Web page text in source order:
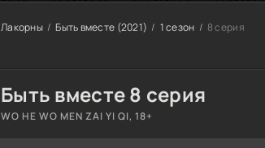
Лакорны Быть вместе (2021) 1 сезон 8 серия
Быть вместе 8 серия
WO HE WO MEN ZAI YI QI, 18+